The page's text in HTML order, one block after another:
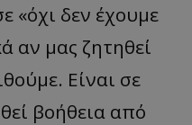
«όχι δεν έχουμε
αν μας ζητηθεί
Είναι σε
βοήθεια από